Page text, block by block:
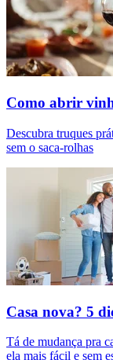
Como abrir
Descubra truques
sem o saca-rolhas
Casa nova? 5
Tá de mudança pra
ela mais fácil e sem